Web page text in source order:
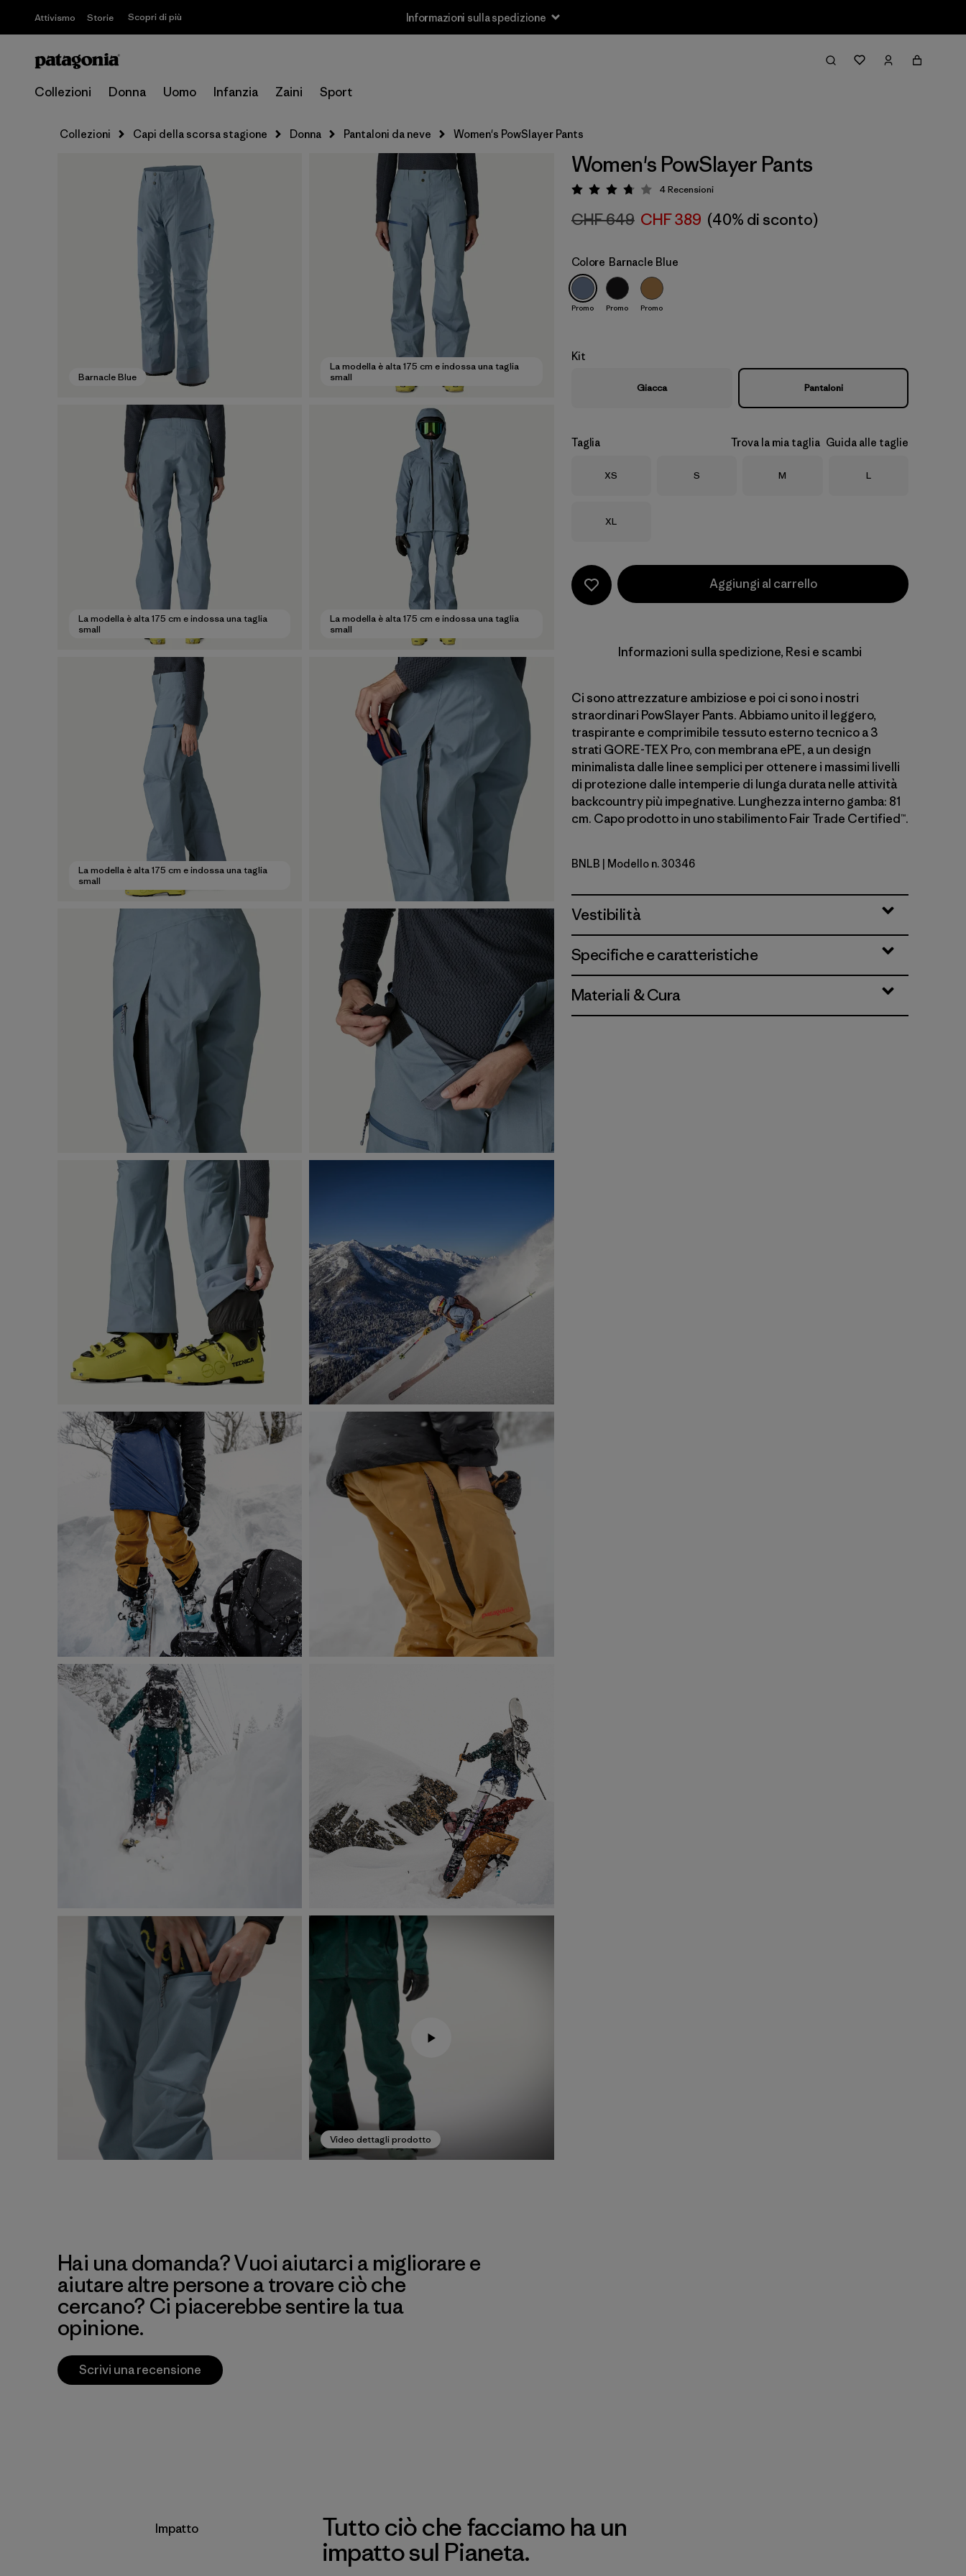
Attivismo Storie Scopri di più Informazioni sulla spedizione
Collezioni Donna Uomo Infanzia Zaini Sport
Collezioni Capi della scorsa stagione Donna Pantaloni da neve Women's PowSlayer Pants
Barnacle Blue
La modella è alta 175 cm e indossa una taglia
small
La modella è alta 175 cm e indossa una taglia
small
La modella è alta 175 cm e indossa una taglia
small
La modella è alta 175 cm e indossa una taglia
small
Video dettagli prodotto
Women's PowSlayer Pants
Valutazione: 3.8 / 5
4Recensioni
CHF 649 CHF 389 (40% di sconto)
Colore Barnacle Blue
Promo Promo Promo
Kit
Giacca Pantaloni
Taglia Trova la mia taglia Guida alle taglie
Taglia
XS Taglia
S Taglia
M Taglia
L
Taglia
XL
Aggiungi al carrello
Informazioni sulla spedizione, Resi e scambi
Ci sono attrezzature ambiziose e poi ci sono i nostri
straordinari PowSlayer Pants. Abbiamo unito il leggero,
traspirante e comprimibile tessuto esterno tecnico a 3
strati GORE-TEX Pro, con membrana ePE, a un design
minimalista dalle linee semplici per ottenere i massimi livelli
di protezione dalle intemperie di lunga durata nelle attività
backcountry più impegnative. Lunghezza interno gamba: 81
cm. Capo prodotto in uno stabilimento Fair Trade Certified™.
Barnacle Blue
BNLB | Modello n. 30346
Vestibilità
Specifiche e caratteristiche
Materiali & Cura
Hai una domanda? Vuoi aiutarci a migliorare e
aiutare altre persone a trovare ciò che
cercano? Ci piacerebbe sentire la tua
opinione.
Scrivi una recensione
Impatto
Tutto ciò che facciamo ha un
impatto sul Pianeta.